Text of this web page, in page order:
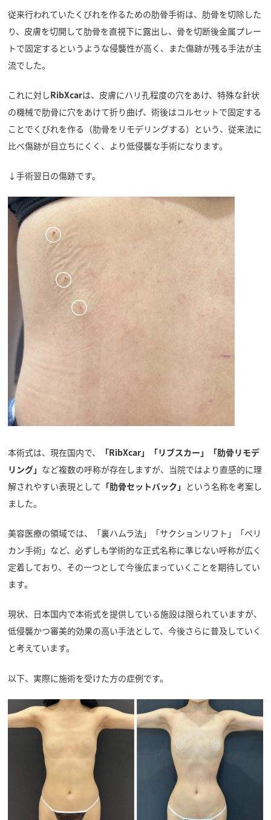
従来行われていたくびれを作るための肋骨手術は、肋骨を切除した
り、皮膚を切開して肋骨を直視下に露出し、骨を切断後金属プレー
トで固定するというような侵襲性が高く、また傷跡が残る手法が主
流でした。
これに対しRibXcarは、皮膚にハリ孔程度の穴をあけ、特殊な針状
の機械で肋骨に穴をあけて折り曲げ、術後はコルセットで固定する
ことでくびれを作る（肋骨をリモデリングする）という、従来法に
比べ傷跡が目立ちにくく、より低侵襲な手術になります。
↓手術翌日の傷跡です。
本術式は、現在国内で、
「RibXcar」「リブスカー」「肋骨リモデ
リング」 など複数の呼称が存在しますが、当院ではより直感的に理
解されやすい表現として 「肋骨セットバック」 という名称を考案し
ました。
美容医療の領域では、「裏ハムラ法」「サクションリフト」「ペリ
カン手術」など、必ずしも学術的な正式名称に準じない呼称が広く
定着しており、その一つとして今後広まっていくことを期待してい
ます。
現状、日本国内で本術式を提供している施設は限られていますが、
低侵襲かつ審美的効果の高い手法として、今後さらに普及していく
と考えています。
以下、実際に施術を受けた方の症例です。